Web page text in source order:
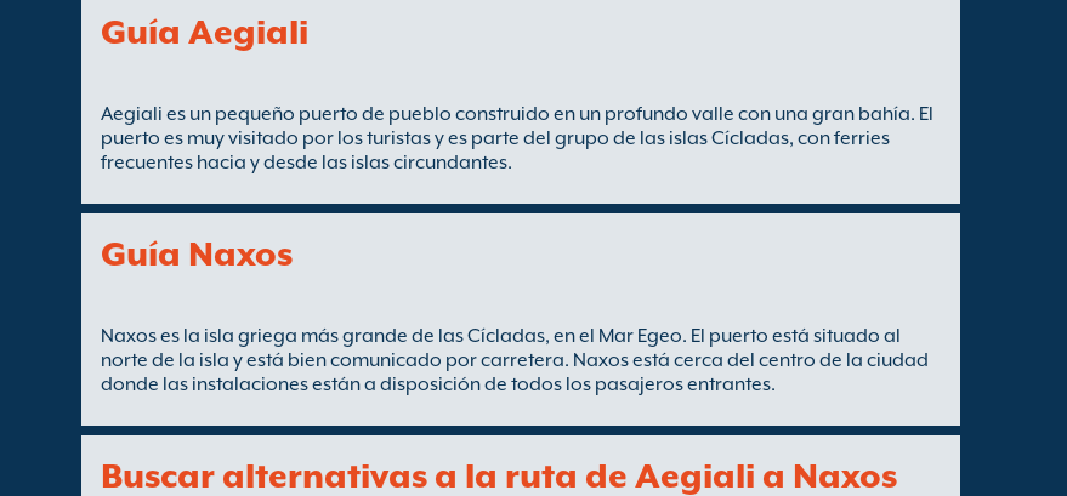
Guía Aegiali
Aegiali es un pequeño puerto de pueblo construido en un profundo valle con una gran bahía. El
puerto es muy visitado por los turistas y es parte del grupo de las islas Cícladas, con ferries
frecuentes hacia y desde las islas circundantes.
Guía Naxos
Naxos es la isla griega más grande de las Cícladas, en el Mar Egeo. El puerto está situado al
norte de la isla y está bien comunicado por carretera. Naxos está cerca del centro de la ciudad
donde las instalaciones están a disposición de todos los pasajeros entrantes.
Buscar alternativas a la ruta de Aegiali a Naxos